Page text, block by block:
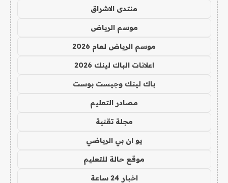
منتدى الاشراق
موسم الرياض
موسم الرياض لعام 2026
اعلانات الباك لينك 2026
باك لينك وجيست بوست
مصادر التعليم
مجلة تقنية
يو ان بي الرياضي
موقع حالة للتعليم
اخبار 24 ساعة